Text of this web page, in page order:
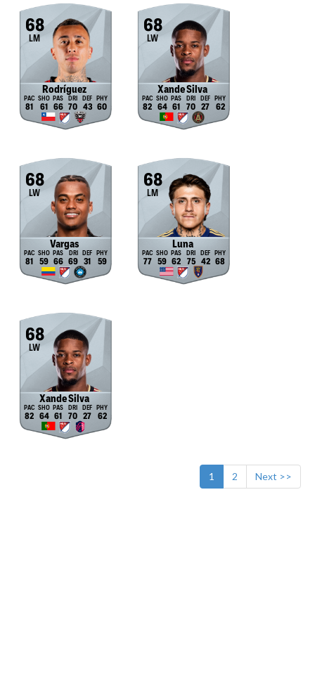
68
LM
Rodríguez
81 61 66 70 43 60
68
LW
Xande Silva
82 64 61 70 27 62
68
LW
Vargas
81 59 66 69 31 59
68
LM
Luna
77 59 62 75 42 68
68
LW
Xande Silva
82 64 61 70 27 62
1 2 Next >>